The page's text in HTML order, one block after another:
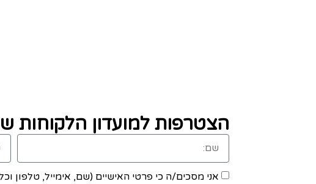
הצטרפות למועדון הלקוחות
אני מסכים/ה כי פרטי האישיים (שם, אימייל, טלפון